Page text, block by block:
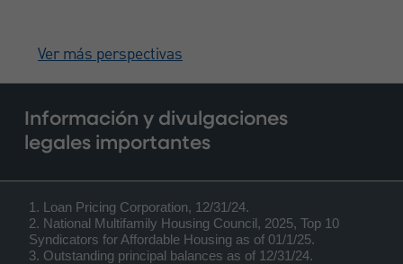
Ver más perspectivas
Información y divulgaciones
legales importantes
1. Loan Pricing Corporation, 12/31/24.
2. National Multifamily Housing Council, 2025, Top 10
Syndicators for Affordable Housing as of 01/1/25.
3. Outstanding principal balances as of 12/31/24.